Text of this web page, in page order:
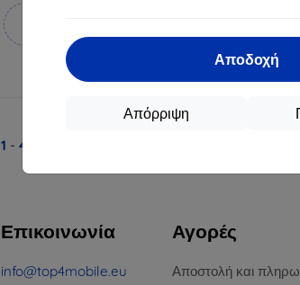
Αποδοχή
Απόρριψη
16,90 €
15,21 €
Διαθέσιμο > 5 τεμ
12,90 €
11,61
Διαθέσιμο
1 - 4
Επικοινωνία
info@top4mobile.eu
Αγορές
Αποστολή και